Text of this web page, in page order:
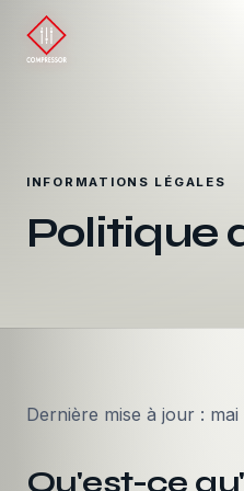
INFORMATIONS LÉGALES
Politique
Dernière mise à jour : mai
Qu'est-ce